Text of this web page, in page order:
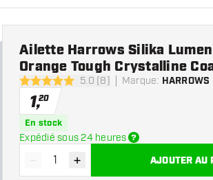
5 étoiles de notation
5.0 (8) Marque: HARROWS
Ailette Harrows Silika Lumen
Orange Tough Crystalline
1,20
En stock
Expédié sous 24 heures
Diminuer la quantité
- Augmenter la quantité
+ AJOUTER AU